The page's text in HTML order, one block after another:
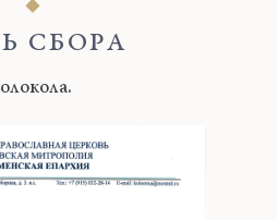
СБОРА